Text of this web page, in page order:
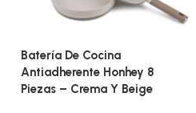
Batería De Cocina
Antiadherente Honhey 8
Piezas – Crema Y Beige